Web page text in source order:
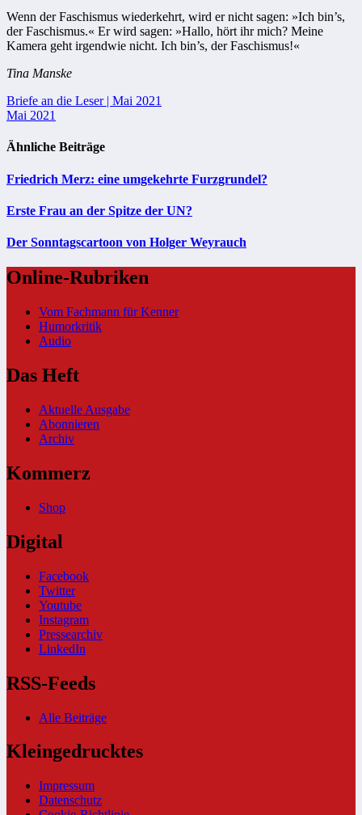
Wenn der Faschismus wiederkehrt, wird er nicht sagen: »Ich bin’s,
der Faschismus.« Er wird sagen: »Hallo, hört ihr mich? Meine
Kamera geht irgendwie nicht. Ich bin’s, der Faschismus!«
Tina Manske
Beitragsnavigation
Briefe an die Leser | Mai 2021
Mai 2021
Ähnliche Beiträge
Friedrich Merz: eine umgekehrte Furzgrundel?
Erste Frau an der Spitze der UN?
Der Sonntagscartoon von Holger Weyrauch
Online-Rubriken
Vom Fachmann für Kenner
Humorkritik
Audio
Das Heft
Aktuelle Ausgabe
Abonnieren
Archiv
Kommerz
Shop
Digital
Facebook
Twitter
Youtube
Instagram
Pressearchiv
LinkedIn
RSS-Feeds
Alle Beiträge
Kleingedrucktes
Impressum
Datenschutz